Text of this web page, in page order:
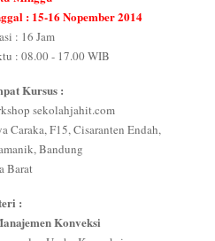
: 15-16 Nopember 2014
: 16 Jam
: 08.00 - 17.00 WIB
Kursus :
sekolahjahit.com
Caraka, F15, Cisaranten Endah,
Bandung
Barat
:
Konveksi